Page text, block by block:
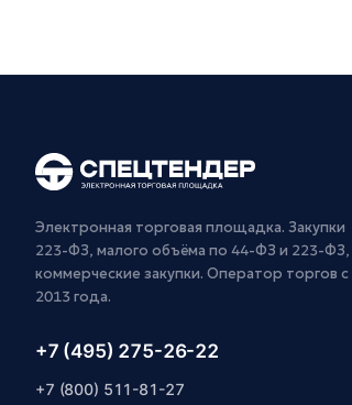
Электронная торговая площадка. Закупки
223-ФЗ, малого объёма по 44-ФЗ и 223-ФЗ,
коммерческие закупки. Оператор торгов с
2013 года.
+7 (495) 275-26-22
+7 (800) 511-81-27